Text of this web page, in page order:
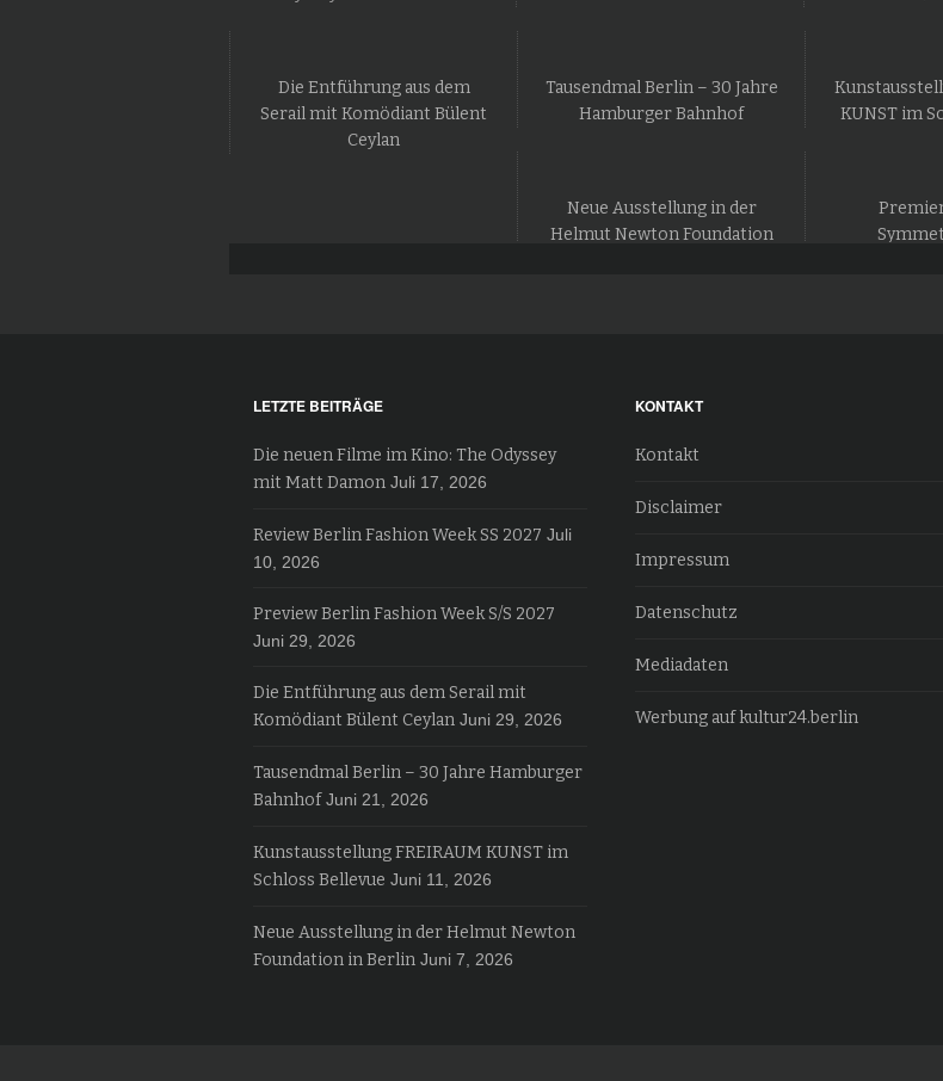
Die Entführung aus dem
Serail mit Komödiant Bülent
Ceylan
Tausendmal Berlin – 30 Jahre
Hamburger Bahnhof
KUNST im
Neue Ausstellung in der
Helmut Newton Foundation
LETZTE BEITRÄGE
Die neuen Filme im Kino: The Odyssey
mit Matt Damon Juli 17, 2026
Review Berlin Fashion Week SS 2027 Juli
10, 2026
Preview Berlin Fashion Week S/S 2027
Juni 29, 2026
Die Entführung aus dem Serail mit
Komödiant Bülent Ceylan Juni 29, 2026
Tausendmal Berlin – 30 Jahre Hamburger
Bahnhof Juni 21, 2026
Kunstausstellung FREIRAUM KUNST im
Schloss Bellevue Juni 11, 2026
Neue Ausstellung in der Helmut Newton
Foundation in Berlin Juni 7, 2026
KONTAKT
Kontakt
Disclaimer
Impressum
Datenschutz
Mediadaten
Werbung auf kultur24.berlin